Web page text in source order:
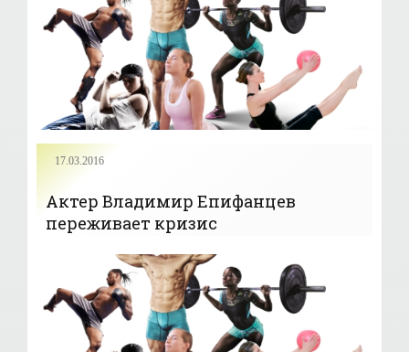
17.03.2016
Актер Владимир Епифанцев
переживает кризис